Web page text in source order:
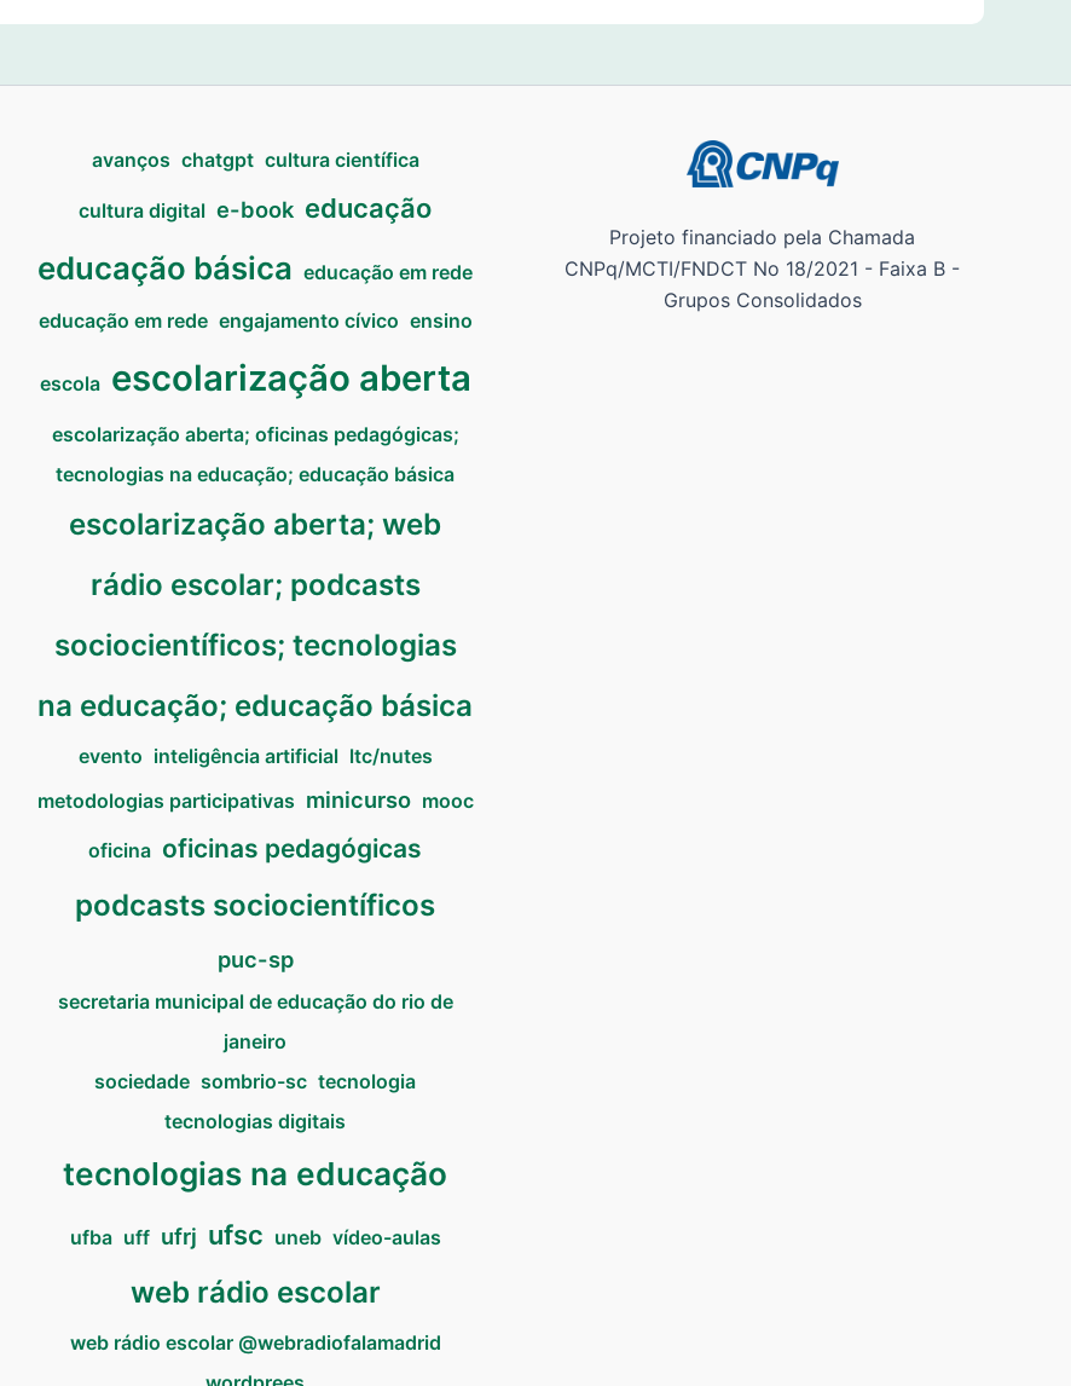
avanços chatgpt cultura científica
cultura digital e-book educação
educação básica educação em rede
educação em rede engajamento cívico ensino
escola escolarização aberta
escolarização aberta; oficinas pedagógicas;
tecnologias na educação; educação básica
escolarização aberta; web
rádio escolar; podcasts
sociocientíficos; tecnologias
na educação; educação básica
evento inteligência artificial ltc/nutes
metodologias participativas minicurso mooc
oficina oficinas pedagógicas
podcasts sociocientíficos
puc-sp
secretaria municipal de educação do rio de
janeiro
sociedade sombrio-sc tecnologia
tecnologias digitais
tecnologias na educação
ufba uff ufrj ufsc uneb vídeo-aulas
web rádio escolar
web rádio escolar @webradiofalamadrid
Projeto financiado pela Chamada
CNPq/MCTI/FNDCT No 18/2021 - Faixa B -
Grupos Consolidados